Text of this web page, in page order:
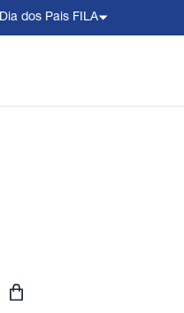
Dia dos Pais FILA